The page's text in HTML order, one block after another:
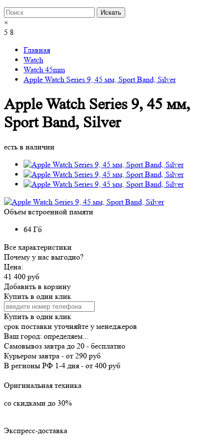
×
5 8
Главная
Watch
Watch 45mm
Apple Watch Series 9, 45 мм, Sport Band, Silver
Apple Watch Series 9, 45 мм,
Sport Band, Silver
есть в наличии
Объем встроенной памяти
64 Гб
Все характеристики
Почему у нас выгодно?
Цена:
41 400 руб
Добавить в корзину
Купить в один клик
Купить в один клик
срок поставки уточняйте у менеджеров
Ваш город: определяем...
Самовывоз завтра до 20 - бесплатно
Курьером завтра - от 290 руб
В регионы РФ 1-4 дня - от 400 руб
Оригинальная техника
со скидками до 30%
Экспресс-доставка